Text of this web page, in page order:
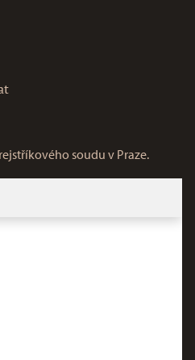
soudu v Praze.